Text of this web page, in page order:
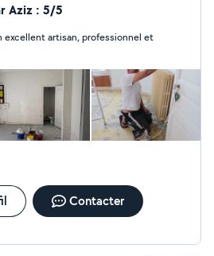
toutes tailles, et aujourd'hui je
de rénovation d'intérieur,
à tout (rénovation extérieure,
peinture, façade,
extension de maison ,
etc). Mon équipe et
charge tous types de chantiers
et dans les alentours en île
Aziz : 5/5
excellent artisan, professionnel et
Contacter